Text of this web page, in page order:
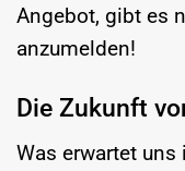
Angebot, gibt es
anzumelden!
Die Zukunft
Was erwartet